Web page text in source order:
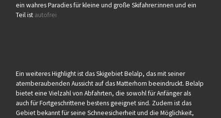
ein wahres Paradies für kleine und große Skifahrer:innen und ein
Teil ist autofrei
Ein weiteres Highlight ist das Skigebiet Belalp, das mit seiner
atemberaubenden Aussicht auf das Matterhorn beeindruckt. Belalp
bietet eine Vielzahl von Abfahrten, die sowohl für Anfänger als
auch für Fortgeschrittene bestens geeignet sind. Zudem ist das
Gebiet bekannt für seine Schneesicherheit und die Möglichkeit,